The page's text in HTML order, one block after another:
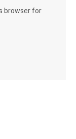
browser for